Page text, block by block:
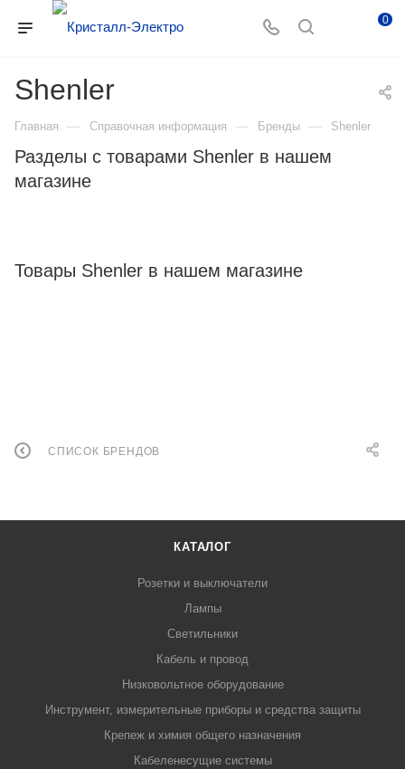
0
Shenler
Главная — Справочная информация — Бренды — Shenler
Разделы с товарами Shenler в нашем
магазине
Товары Shenler в нашем магазине
СПИСОК БРЕНДОВ
КАТАЛОГ
Розетки и выключатели
Лампы
Светильники
Кабель и провод
Низковольтное оборудование
Инструмент, измерительные приборы и средства защиты
Крепеж и химия общего назначения
Кабеленесущие системы